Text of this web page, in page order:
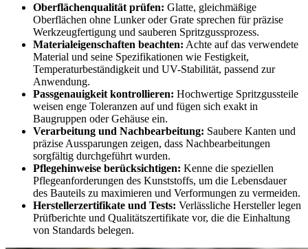
Oberflächenqualität prüfen: Glatte, gleichmäßige
Oberflächen ohne Lunker oder Grate sprechen für präzise
Werkzeugfertigung und sauberen Spritzgussprozess.
Materialeigenschaften beachten: Achte auf das verwendete
Material und seine Spezifikationen wie Festigkeit,
Temperaturbeständigkeit und UV-Stabilität, passend zur
Anwendung.
Passgenauigkeit kontrollieren: Hochwertige Spritzgussteile
weisen enge Toleranzen auf und fügen sich exakt in
Baugruppen oder Gehäuse ein.
Verarbeitung und Nachbearbeitung: Saubere Kanten und
präzise Aussparungen zeigen, dass Nachbearbeitungen
sorgfältig durchgeführt wurden.
Pflegehinweise berücksichtigen: Kenne die speziellen
Pflegeanforderungen des Kunststoffs, um die Lebensdauer
des Bauteils zu maximieren und Verformungen zu vermeiden.
Herstellerzertifikate und Tests: Verlässliche Hersteller legen
Prüfberichte und Qualitätszertifikate vor, die die Einhaltung
von Standards belegen.